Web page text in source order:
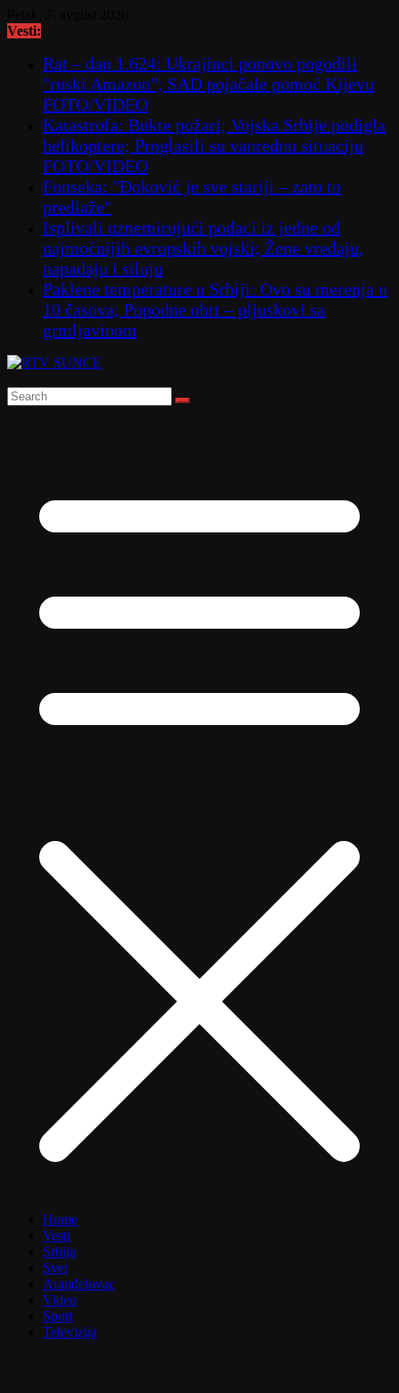
to
Vesti:
Rat – dan 1.624: Ukrajinci ponovo pogodili
"ruski Amazon"; SAD pojačale pomoć Kijevu
FOTO/VIDEO
Katastrofa: Bukte požari; Vojska Srbije podigla
helikoptere; Proglasili su vanrednu situaciju
FOTO/VIDEO
Fonseka: "Đoković je sve stariji – zato to
predlaže"
Isplivali uznemirujući podaci iz jedne od
najmoćnijih evropskih vojski; Žene vređaju,
napadaju i siluju
Paklene temperature u Srbiji: Ovo su merenja u
10 časova; Popodne obrt – pljuskovi sa
grmljavinom
Home
Vesti
Srbija
Svet
Aranđelovac
Video
Sport
Televizija